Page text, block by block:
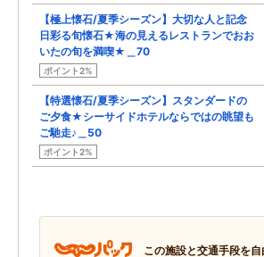
【極上懐石/夏季シーズン】大切な人と記念
日彩る旬懐石★海の見えるレストランでおお
いたの旬を満喫★＿70
ポイント2%
【特選懐石/夏季シーズン】スタンダードの
ご夕食★シーサイドホテルならではの眺望も
ご馳走♪＿50
ポイント2%
この施設と交通手段を